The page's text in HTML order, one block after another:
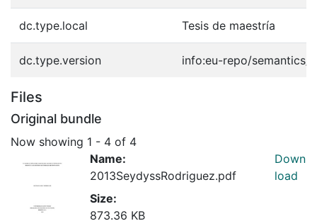
dc.type.local Tesis de maestría
dc.type.version info:eu-repo/semantics/
Files
Original bundle
Now showing 1 - 4 of 4
Name:
2013SeydyssRodriguez.pdf
Size:
873.36 KB
Down
load